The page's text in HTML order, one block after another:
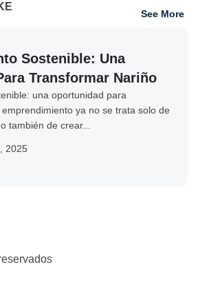
See More
Sostenible: Una
Transformar Nariño
una oportunidad para
ya no se trata solo de
también de crear...
2025